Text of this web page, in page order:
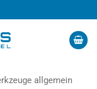
allgemein